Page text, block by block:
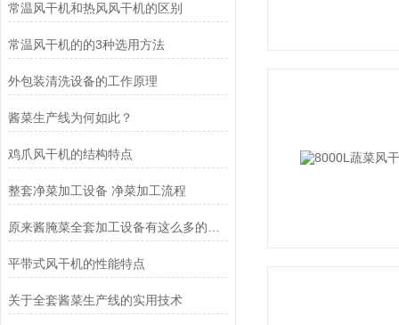
常温风干机和热风风干机的区别
常温风干机的的3种选用方法
外包装清洗设备的工作原理
酱菜生产线为何如此？
鸡爪风干机的结构特点
整套净菜加工设备 净菜加工流程
平带式风干机的性能特点
关于全套酱菜生产线的实用技术